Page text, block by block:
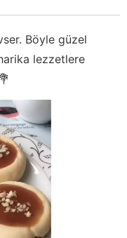
Böyle güzel
lezzetlere